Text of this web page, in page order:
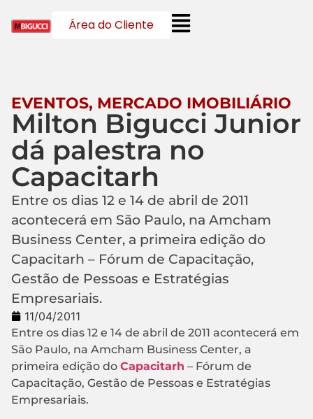
Área do Cliente
EVENTOS, MERCADO IMOBILIÁRIO
Milton Bigucci Junior
dá palestra no
Capacitarh
Entre os dias 12 e 14 de abril de 2011
acontecerá em São Paulo, na Amcham
Business Center, a primeira edição do
Capacitarh – Fórum de Capacitação,
Gestão de Pessoas e Estratégias
Empresariais.
11/04/2011
Entre os dias 12 e 14 de abril de 2011 acontecerá em
São Paulo, na Amcham Business Center, a
primeira edição do Capacitarh – Fórum de
Capacitação, Gestão de Pessoas e Estratégias
Empresariais.